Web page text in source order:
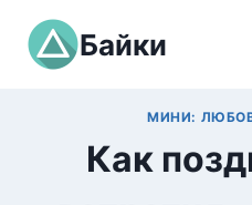
Перейти
содержимому
Байки
МИНИ:
Как